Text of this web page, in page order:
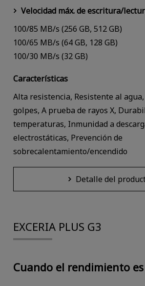
Velocidad máx. de escritura/
100/85 MB/s (256 GB, 512 GB)
100/65 MB/s (64 GB, 128 GB)
100/30 MB/s (32 GB)
Características
Alta resistencia, Resistente al
golpes, A prueba de rayos X,
temperaturas, Inmunidad a
electrostáticas, Prevención de
sobrecalentamiento/encendido
Detalle del
EXCERIA PLUS G3
Cuando el rendimiento